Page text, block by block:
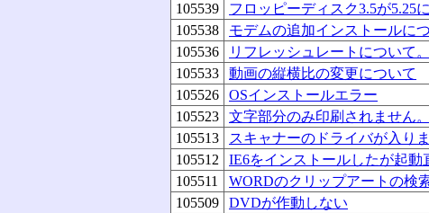
105539
フロッピーディスク3.5が5.25に
105538
モデムの追加インストールに
105536
リフレッシュレートについて。
105533
動画の縦横比の変更について
105526
OSインストールエラー
105523
文字部分のみ印刷されません。
105513
スキャナーのドライバが入り
105512
IE6をインストールしたが起動
105511
WORDのクリップアートの検
105509
DVDが作動しない